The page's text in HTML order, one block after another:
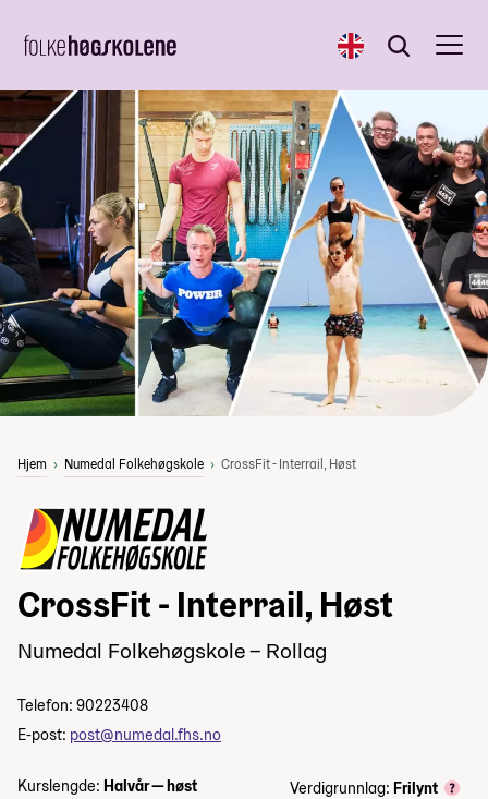
English Søk
Søk
Hjem Numedal Folkehøgskole CrossFit - Interrail, Høst
CrossFit - Interrail, Høst
Numedal Folkehøgskole – Rollag
Telefon: 90223408
E-post: post@numedal.fhs.no
Kurslengde: Halvår — høst
Verdigrunnlag: Frilynt